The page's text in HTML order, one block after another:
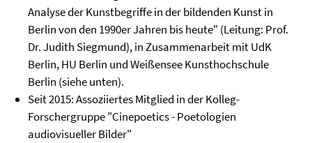
Analyse der Kunstbegriffe in der bildenden Kunst in
Berlin von den 1990er Jahren bis heute" (Leitung: Prof.
Dr. Judith Siegmund), in Zusammenarbeit mit UdK
Berlin, HU Berlin und Weißensee Kunsthochschule
Berlin (siehe unten).
Seit 2015: Assoziiertes Mitglied in der Kolleg-
Forschergruppe "Cinepoetics - Poetologien
audiovisueller Bilder"